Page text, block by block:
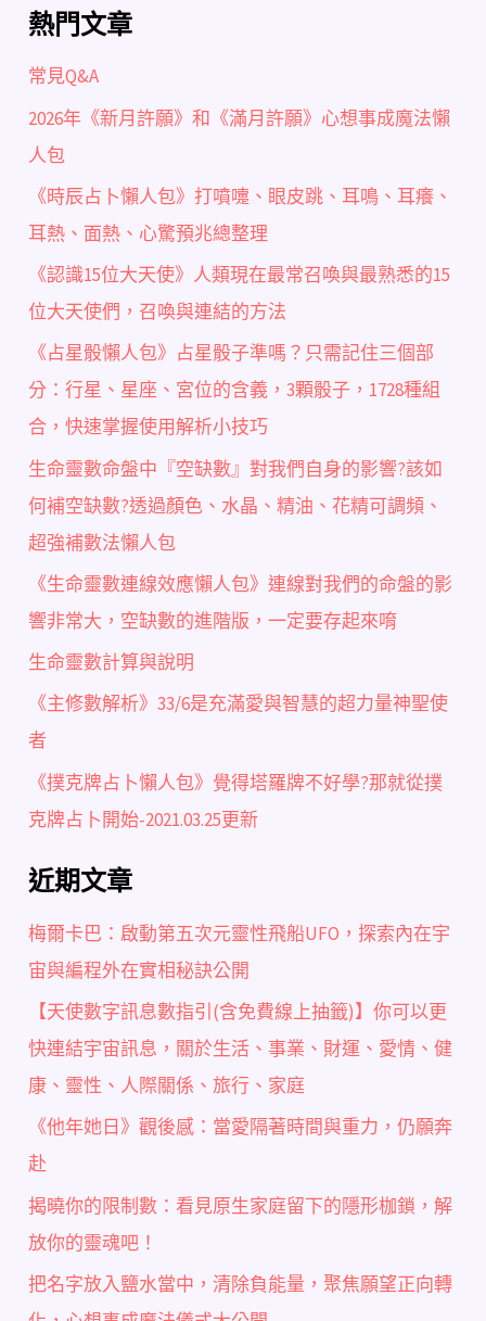
熱門文章
常見Q&A
2026年《新月許願》和《滿月許願》心想事成魔法懶
人包
《時辰占卜懶人包》打噴嚏、眼皮跳、耳鳴、耳癢、
耳熱、面熱、心驚預兆總整理
《認識15位大天使》人類現在最常召喚與最熟悉的15
位大天使們，召喚與連結的方法
《占星骰懶人包》占星骰子準嗎？只需記住三個部
分：行星、星座、宮位的含義，3顆骰子，1728種組
合，快速掌握使用解析小技巧
生命靈數命盤中『空缺數』對我們自身的影響?該如
何補空缺數?透過顏色、水晶、精油、花精可調頻、
超強補數法懶人包
《生命靈數連線效應懶人包》連線對我們的命盤的影
響非常大，空缺數的進階版，一定要存起來唷
生命靈數計算與說明
《主修數解析》33/6是充滿愛與智慧的超力量神聖使
者
《撲克牌占卜懶人包》覺得塔羅牌不好學?那就從撲
克牌占卜開始-2021.03.25更新
近期文章
梅爾卡巴：啟動第五次元靈性飛船UFO，探索內在宇
宙與編程外在實相秘訣公開
【天使數字訊息數指引(含免費線上抽籤)】你可以更
快連結宇宙訊息，關於生活、事業、財運、愛情、健
康、靈性、人際關係、旅行、家庭
《他年她日》觀後感：當愛隔著時間與重力，仍願奔
赴
揭曉你的限制數：看見原生家庭留下的隱形枷鎖，解
放你的靈魂吧！
把名字放入鹽水當中，清除負能量，聚焦願望正向轉